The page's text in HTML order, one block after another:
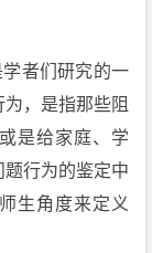
者们研究的一
，是指那些阻
是给家庭、学
题行为的鉴定中
生角度来定义